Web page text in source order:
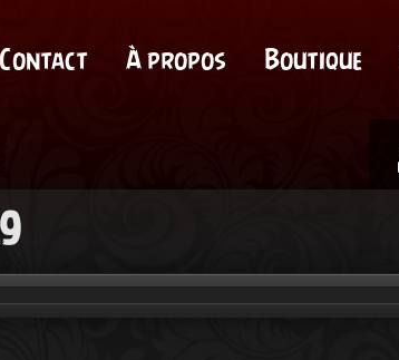
Contact À propos Boutique